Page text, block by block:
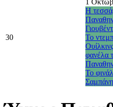
30
Η
Το
φανέλα
Το
Σαμπάνη